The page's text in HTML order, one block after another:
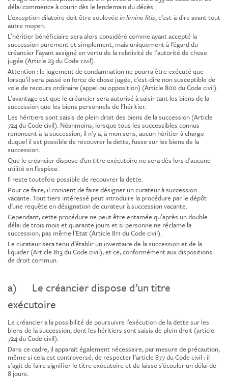
délai commence à courir dès le lendemain du décès.
L’exception dilatoire doit être soulevée in limine litis, c’est-à-dire avant tout
autre moyen.
L’héritier bénéficiaire sera alors considéré comme ayant accepté la
succession purement et simplement, mais uniquement à l’égard du
créancier l’ayant assigné en vertu de la relativité de l’autorité de chose
jugée (Article 23 du Code civil).
Attention : le jugement de condamnation ne pourra être exécuté que
lorsqu’il sera passé en force de chose jugée, c’est-dire non susceptible de
voie de recours ordinaire (appel ou opposition) (Article 800 du Code civil).
L’avantage est que le créancier sera autorisé à saisir tant les biens de la
succession que les biens personnels de l’héritier.
Les héritiers sont saisis de plein droit des biens de la succession (Article
724 du Code civil). Néanmoins, lorsque tous les successibles connus
renoncent à la succession, il n’y a, à mon sens, aucun héritier à charge
duquel il est possible de recouvrer la dette, fusse sur les biens de la
succession.
Que le créancier dispose d’un titre exécutoire ne sera dès lors d’aucune
utilité en l’espèce.
Il reste toutefois possible de recouvrer la dette.
Pour ce faire, il convient de faire désigner un curateur à succession
vacante. Tout tiers intéressé peut introduire la procédure par le dépôt
d’une requête en désignation de curateur à succession vacante.
Cependant, cette procédure ne peut être entamée qu’après un double
délai de trois mois et quarante jours et si personne ne réclame la
succession, pas même l’Etat (Article 811 du Code civil).
Le curateur sera tenu d’établir un inventaire de la succession et de la
liquider (Article 813 du Code civil), et ce, conformément aux dispositions
de droit commun.
a) Le créancier dispose d’un titre
exécutoire
Le créancier a la possibilité de poursuivre l’exécution de la dette sur les
biens de la succession, dont les héritiers sont saisis de plein droit (article
724 du Code civil).
Dans ce cadre, il apparait également nécessaire, par mesure de précaution,
même si cela est controversé, de respecter l’article 877 du Code civil : il
s’agit de faire signifier le titre exécutoire et de laisse s’écouler un délai de
8 jours.